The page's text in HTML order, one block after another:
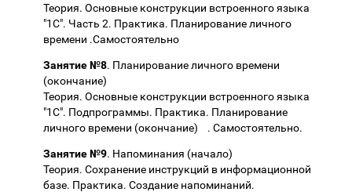
Теория. Основные конструкции встроенного языка
"1С". Часть 2. Практика. Планирование личного
времени .Самостоятельно
Занятие №8. Планирование личного времени
(окончание)
Теория. Основные конструкции встроенного языка
"1С". Подпрограммы. Практика. Планирование
личного времени (окончание) . Самостоятельно.
Занятие №9. Напоминания (начало)
Теория. Сохранение инструкций в информационной
базе. Практика. Создание напоминаний.